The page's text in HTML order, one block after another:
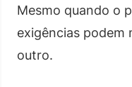
Mesmo quando o
exigências podem
outro.